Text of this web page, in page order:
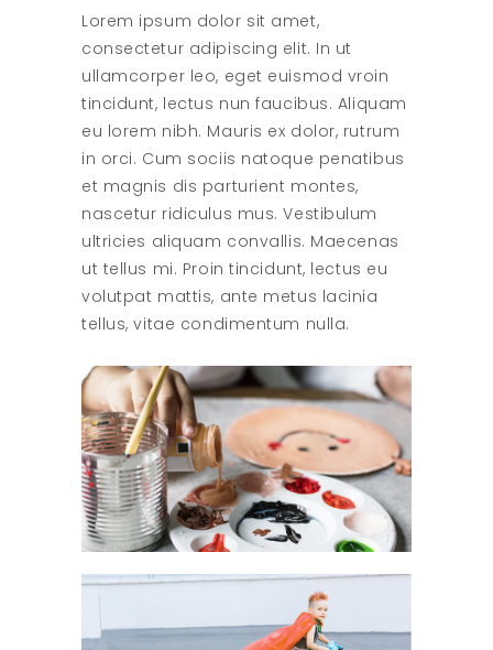
Lorem ipsum dolor sit amet,
consectetur adipiscing elit. In ut
ullamcorper leo, eget euismod vroin
tincidunt, lectus nun faucibus. Aliquam
eu lorem nibh. Mauris ex dolor, rutrum
in orci. Cum sociis natoque penatibus
et magnis dis parturient montes,
nascetur ridiculus mus. Vestibulum
ultricies aliquam convallis. Maecenas
ut tellus mi. Proin tincidunt, lectus eu
volutpat mattis, ante metus lacinia
tellus, vitae condimentum nulla.